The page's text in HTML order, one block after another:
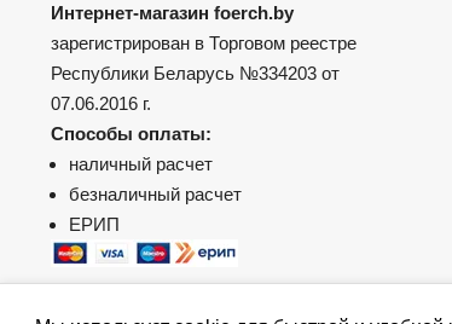
Интернет-магазин foerch.by
зарегистрирован в Торговом реестре
Республики Беларусь №334203 от
07.06.2016 г.
Способы оплаты:
наличный расчет
безналичный расчет
ЕРИП